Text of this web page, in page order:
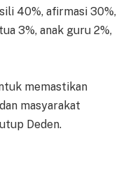
40%, afirmasi 30%,
3%, anak guru 2%,
memastikan
masyarakat
Deden.